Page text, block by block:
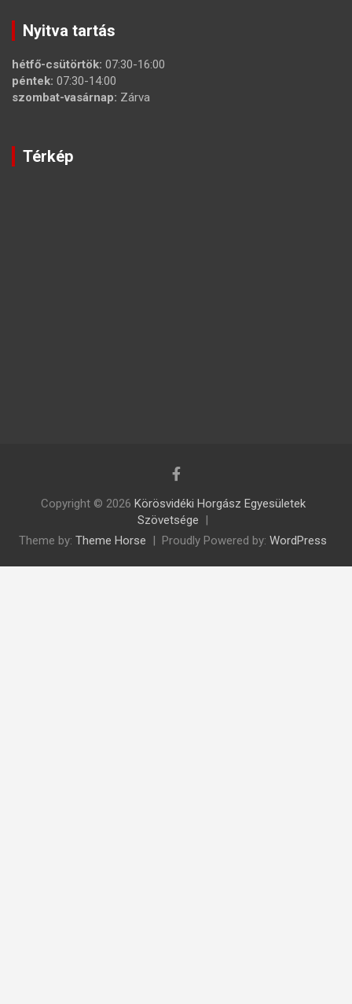
Nyitva tartás
hétfő-csütörtök: 07:30-16:00
péntek: 07:30-14:00
szombat-vasárnap: Zárva
Térkép
Copyright © 2026 Körösvidéki Horgász Egyesületek
Szövetsége
Theme by: Theme Horse Proudly Powered by: WordPress